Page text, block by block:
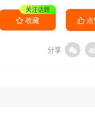
收藏
关注话题
分享